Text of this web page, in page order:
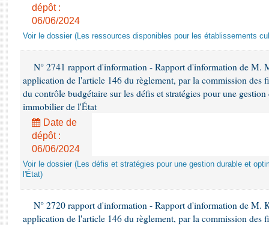
dépôt :
06/06/2024
Voir le dossier (Les ressources disponibles pour les établissements
N° 2741 rapport d'information - Rapport d'information de M.
application de l'article 146 du règlement, par la commission des
du contrôle budgétaire sur les défis et stratégies pour une
immobilier de l'État
Date de
dépôt :
06/06/2024
Voir le dossier (Les défis et stratégies pour une gestion durable et
l'État)
N° 2720 rapport d'information - Rapport d'information de M.
application de l'article 146 du règlement, par la commission des